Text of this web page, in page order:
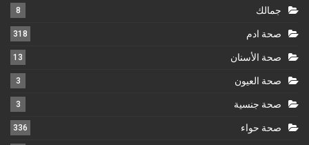
جمالك 8
صحة ادم 318
صحة الأسنان 13
صحة العيون 3
صحة جنسية 3
صحة حواء 336